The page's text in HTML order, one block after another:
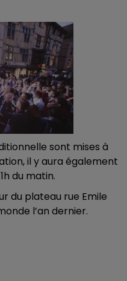
sont mises à
il y aura également
du matin.
du plateau rue Emile
l’an dernier.